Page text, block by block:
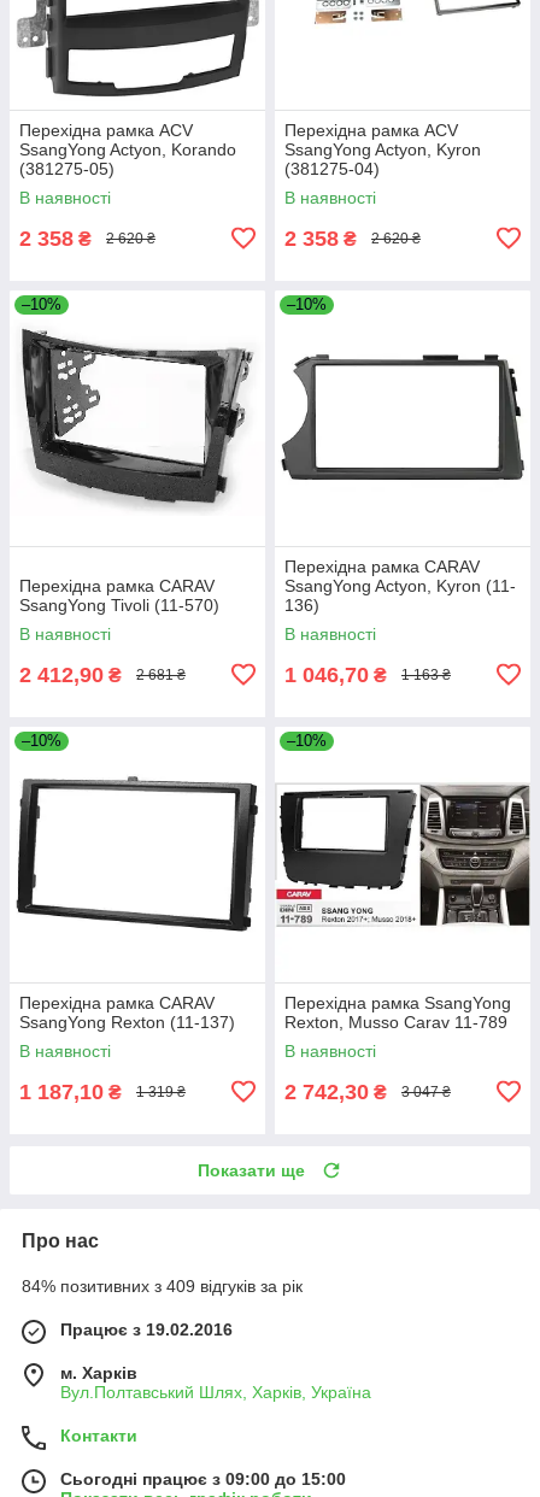
Перехідна рамка ACV
SsangYong Actyon, Korando
(381275-05)
В наявності
2 358 ₴ 2 620 ₴
Перехідна рамка ACV
SsangYong Actyon, Kyron
(381275-04)
В наявності
2 358 ₴ 2 620 ₴
–10%
Перехідна рамка CARAV
SsangYong Tivoli (11-570)
В наявності
2 412,90 ₴ 2 681 ₴
–10%
Перехідна рамка CARAV
SsangYong Actyon, Kyron (11-
136)
В наявності
1 046,70 ₴ 1 163 ₴
–10%
Перехідна рамка CARAV
SsangYong Rexton (11-137)
В наявності
1 187,10 ₴ 1 319 ₴
–10%
Перехідна рамка SsangYong
Rexton, Musso Carav 11-789
В наявності
2 742,30 ₴ 3 047 ₴
Показати ще
Про нас
84% позитивних з 409 відгуків за рік
Працює з 19.02.2016
м. Харків
Вул.Полтавський Шлях, Харків, Україна
Контакти
Сьогодні працює з 09:00 до 15:00